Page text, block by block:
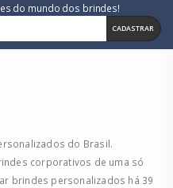
do mundo dos brindes!
CADASTRAR
do Brasil.
corporativos de uma só
brindes personalizados há 39